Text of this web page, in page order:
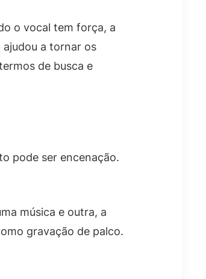
o vocal tem força, a
a tornar os
de busca e
pode ser encenação.
música e outra, a
gravação de palco.